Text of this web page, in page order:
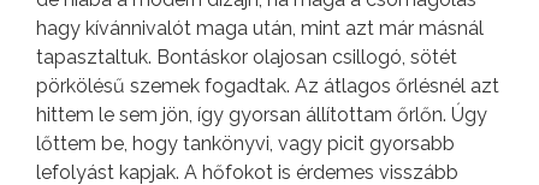
hagy kívánnivalót maga után, mint azt már másnál
tapasztaltuk. Bontáskor olajosan csillogó, sötét
pörkölésű szemek fogadtak. Az átlagos őrlésnél azt
hittem le sem jön, így gyorsan állítottam őrlőn. Úgy
lőttem be, hogy tankönyvi, vagy picit gyorsabb
lefolyást kapjak. A hőfokot is érdemes visszább